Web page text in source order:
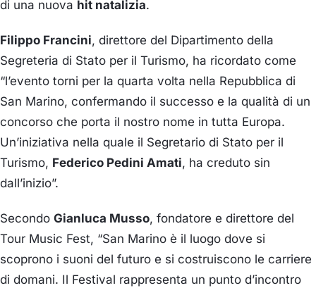
di una nuova hit natalizia.
Filippo Francini, direttore del Dipartimento della
Segreteria di Stato per il Turismo, ha ricordato come
“l’evento torni per la quarta volta nella Repubblica di
San Marino, confermando il successo e la qualità di un
concorso che porta il nostro nome in tutta Europa.
Un’iniziativa nella quale il Segretario di Stato per il
Turismo, Federico Pedini Amati, ha creduto sin
dall’inizio”.
Secondo Gianluca Musso, fondatore e direttore del
Tour Music Fest, “San Marino è il luogo dove si
scoprono i suoni del futuro e si costruiscono le carriere
di domani. Il Festival rappresenta un punto d’incontro